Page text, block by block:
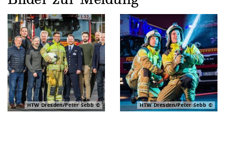
HTW Dresden/Peter Sebb HTW Dresden/Peter Sebb